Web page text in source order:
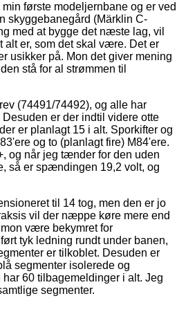
første modeljernbane og er ved
skyggebanegård (Märklin C-
med at bygge det næste lag, vil
er, som det skal være. Det er
usikker på. Mon det giver mening
stå for al strømmen til
(74491/74492), og alle har
er der indtil videre otte
er planlagt 15 i alt. Sporkifter og
og to (planlagt fire) M84'ere.
og når jeg tænder for den uden
så er spændingen 19,2 volt, og
til 14 tog, men den er jo
vil der næppe køre mere end
være bekymret for
tyk ledning rundt under banen,
er tilkoblet. Desuden er
segmenter isolerede og
60 tilbagemeldinger i alt. Jeg
segmenter.